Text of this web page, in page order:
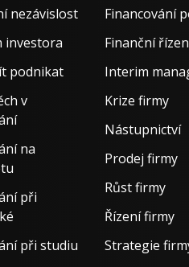
nezávislost
investora
podnikat
v
na
při
při studiu
Financování
Finanční
Interim
Krize firmy
Nástupnictví
Prodej firmy
Růst firmy
Řízení firmy
Strategie